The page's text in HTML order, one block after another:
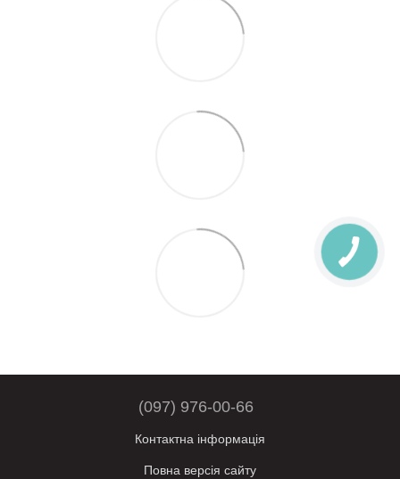
(097) 976-00-66
Контактна інформація
Повна версія сайту